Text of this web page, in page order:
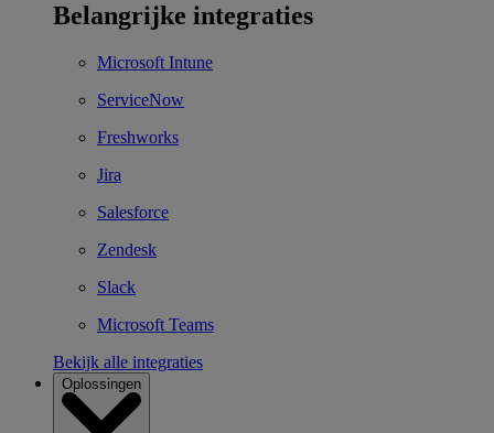
Belangrijke integraties
Microsoft Intune
ServiceNow
Freshworks
Jira
Salesforce
Zendesk
Slack
Microsoft Teams
Bekijk alle integraties
Oplossingen